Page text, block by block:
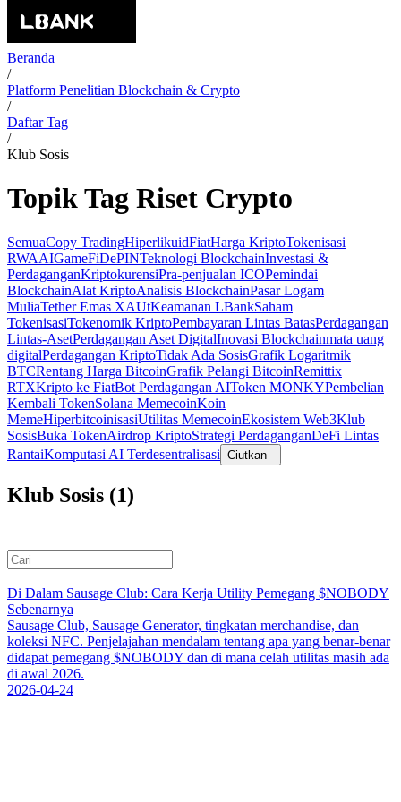
Beranda
/
Platform Penelitian Blockchain & Crypto
/
Daftar Tag
/
Klub Sosis
Topik Tag Riset Crypto
SemuaCopy TradingHiperlikuidFiatHarga KriptoTokenisasi
RWAAIGameFiDePINTeknologi BlockchainInvestasi &
PerdaganganKriptokurensiPra-penjualan ICOPemindai
BlockchainAlat KriptoAnalisis BlockchainPasar Logam
MuliaTether Emas XAUtKeamanan LBankSaham
TokenisasiTokenomik KriptoPembayaran Lintas BatasPerdagangan
Lintas-AsetPerdagangan Aset DigitalInovasi Blockchainmata uang
digitalPerdagangan KriptoTidak Ada SosisGrafik Logaritmik
BTCRentang Harga BitcoinGrafik Pelangi BitcoinRemittix
RTXKripto ke FiatBot Perdagangan AIToken MONKYPembelian
Kembali TokenSolana MemecoinKoin
MemeHiperbitcoinisasiUtilitas MemecoinEkosistem Web3Klub
SosisBuka TokenAirdrop KriptoStrategi PerdaganganDeFi Lintas
RantaiKomputasi AI Terdesentralisasi Ciutkan
Klub Sosis (1)
Di Dalam Sausage Club: Cara Kerja Utility Pemegang $NOBODY
Sebenarnya
Sausage Club, Sausage Generator, tingkatan merchandise, dan
koleksi NFC. Penjelajahan mendalam tentang apa yang benar-benar
didapat pemegang $NOBODY dan di mana celah utilitas masih ada
di awal 2026.
2026-04-24